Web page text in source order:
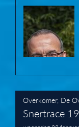
Overkomer, De
Snertrace